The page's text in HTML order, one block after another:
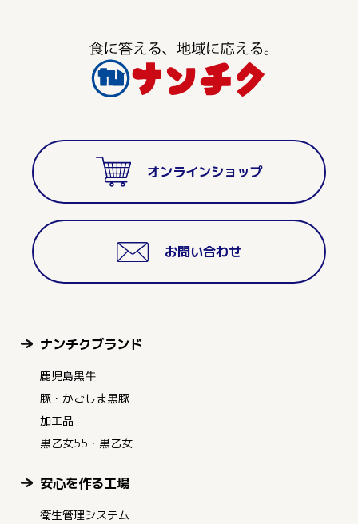
オンラインショップ
お問い合わせ
ナンチクブランド
鹿児島黒牛
豚・かごしま黒豚
加工品
黒乙女55・黒乙女
安心を作る工場
衛生管理システム